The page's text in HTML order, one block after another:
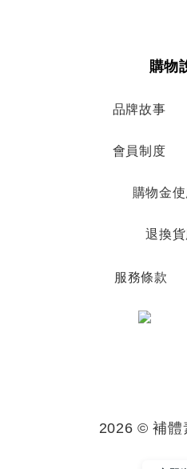
購物
品牌故事
會員制度
購物金
退換
服務條款
2026 © 補體